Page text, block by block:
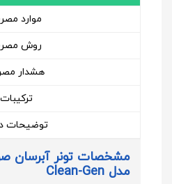
موارد
روش
هشدار
ترکیبات
توضیحات
مشخصات تونر آبرسان
مدل Clean-Gen